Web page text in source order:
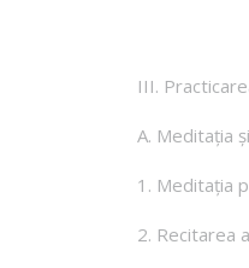
III.
A. Meditația
1. Meditația
2. Recitarea